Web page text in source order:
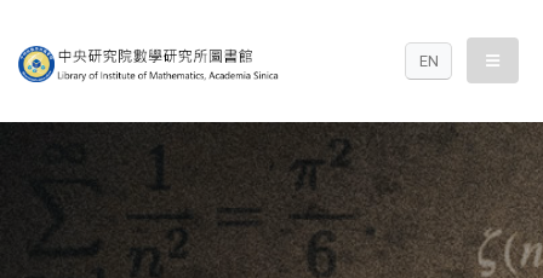
中央研究院數學研究
EN menu